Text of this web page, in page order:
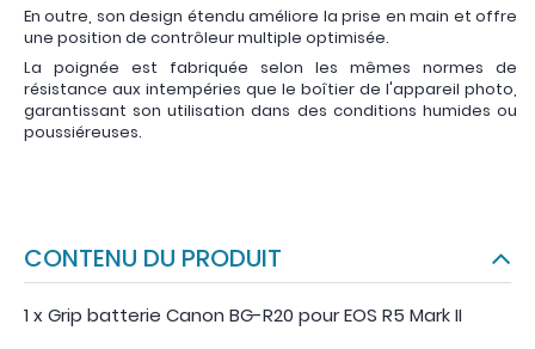
En outre, son design étendu améliore la prise en main et offre
une position de contrôleur multiple optimisée.
La poignée est fabriquée selon les mêmes normes de
résistance aux intempéries que le boîtier de l'appareil photo,
garantissant son utilisation dans des conditions humides ou
poussiéreuses.
CONTENU DU PRODUIT
1 x Grip batterie Canon BG-R20 pour EOS R5 Mark II